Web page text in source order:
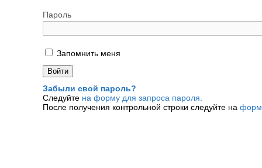
Пароль
Запомнить меня
Забыли свой пароль?
Следуйте на форму для запроса пароля.
После получения контрольной строки следуйте на